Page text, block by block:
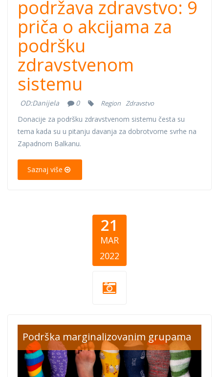
podržava zdravstvo: 9
priča o akcijama za
podršku
zdravstvenom
sistemu
OD:Danijela 0 Region Zdravstvo
Donacije za podršku zdravstvenom sistemu česta su
tema kada su u pitanju davanja za dobrotvorne svrhe na
Zapadnom Balkanu.
Saznaj više
21
MAR
2022
down-
syndrome-day-
Podrška marginalizovanim grupama